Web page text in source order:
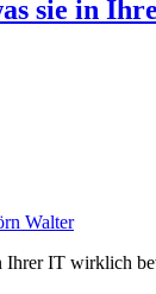
sie in
Walter
IT wirklich